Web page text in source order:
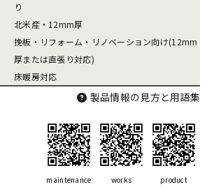
り
北米産・12mm厚
挽板・リフォーム・リノベーション向け(12mm
厚または直張り対応)
床暖房対応
製品情報の見方と用語集
maintenance works product